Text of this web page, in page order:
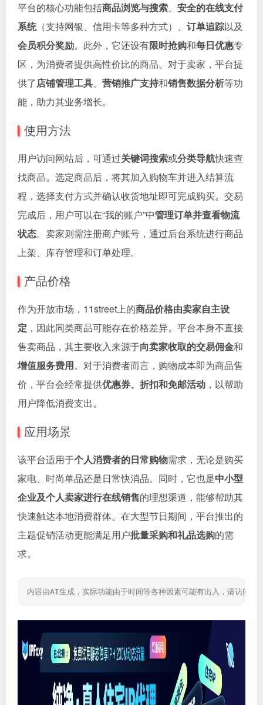
平台的核心功能包括商品浏览与搜索、 安全的在线支付
系统（支持网银、信用卡等多种方式）、 订单追踪以及
会员积分奖励。此外，它还设有限时抢购和每日优惠专
区，为消费者提供高性价比的商品。对于卖家，平台提
供了店铺管理工具、 营销推广支持和销售数据分析等功
能，助力其业务增长。
使用方法
用户访问网站后，可通过关键词搜索或分类导航快速查
找商品。选定商品后，将其加入购物车并进入结算流
程，选择支付方式并确认收货地址即可完成购买。交易
完成后，用户可以在“我的账户”中管理订单并查看物流
状态。卖家则需注册商户账号，通过后台系统进行商品
上架、库存管理和订单处理。
产品价格
作为开放市场，11street上的商品价格由卖家自主设
定 ，因此同类商品可能存在价格差异。平台本身不直接
售卖商品，其主要收入来源于向卖家收取的交易佣金和
增值服务费用。对于消费者而言，购物成本即为商品售
价，平台会经常提供优惠券、折扣和免邮活动 ，以帮助
用户降低消费支出。
应用场景
该平台适用于个人消费者的日常购物需求，无论是购买
家电、时尚单品还是日常快消品。同时，它也是中小型
企业及个人卖家进行在线销售的理想渠道，能够帮助其
快速触达本地消费群体。在大型节日期间，平台推出的
主题促销活动更能满足用户批量采购和礼品选购的需
求。
内容由AI生成，实际功能由于时间等各种因素可能有出入，请访问网